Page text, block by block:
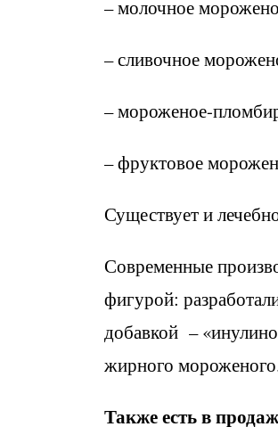
– молочное
– сливочное
– мороженое-
– фруктовое
Существует и
Современные
фигурой:
добавкой –
жирного
Также есть в